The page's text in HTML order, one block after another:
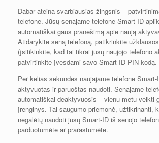
Dabar ateina svarbiausias žingsnis –
telefone. Jūsų senajame telefone Smart-ID
automatiškai gaus pranešimą apie naują
Atidarykite seną telefoną, patikrinkite
(įsitikinkite, kad tai tikrai jūsų naujojo telefono
patvirtinkite įvesdami savo Smart-ID PIN kodą.
Per kelias sekundes naujajame telefone Smart-
aktyvuotas ir paruoštas naudoti. Senajame
automatiškai deaktyvuosis – vienu metu veikti
įrenginys. Tai saugumo priemonė, užtikrinanti,
negalėtų naudoti jūsų Smart-ID iš senojo
parduotumėte ar prarastumėte.